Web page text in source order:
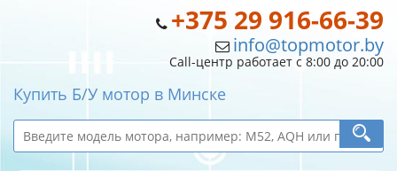
+375 29 916-66-39
info@topmotor.by
Call-центр работает с 8:00 до 20:00
Купить Б/У мотор в Минске